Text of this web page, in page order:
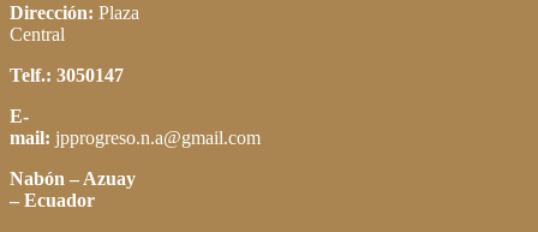
Dirección: Plaza
Central
Telf.: 3050147
E-
mail: jpprogreso.n.a@gmail.com
Nabón – Azuay
– Ecuador